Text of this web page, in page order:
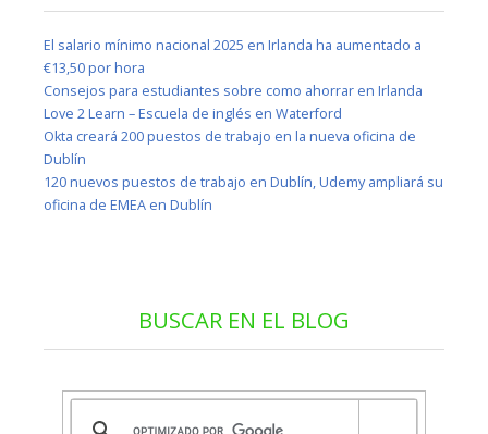
El salario mínimo nacional 2025 en Irlanda ha aumentado a
€13,50 por hora
Consejos para estudiantes sobre como ahorrar en Irlanda
Love 2 Learn – Escuela de inglés en Waterford
Okta creará 200 puestos de trabajo en la nueva oficina de
Dublín
120 nuevos puestos de trabajo en Dublín, Udemy ampliará su
oficina de EMEA en Dublín
BUSCAR EN EL BLOG